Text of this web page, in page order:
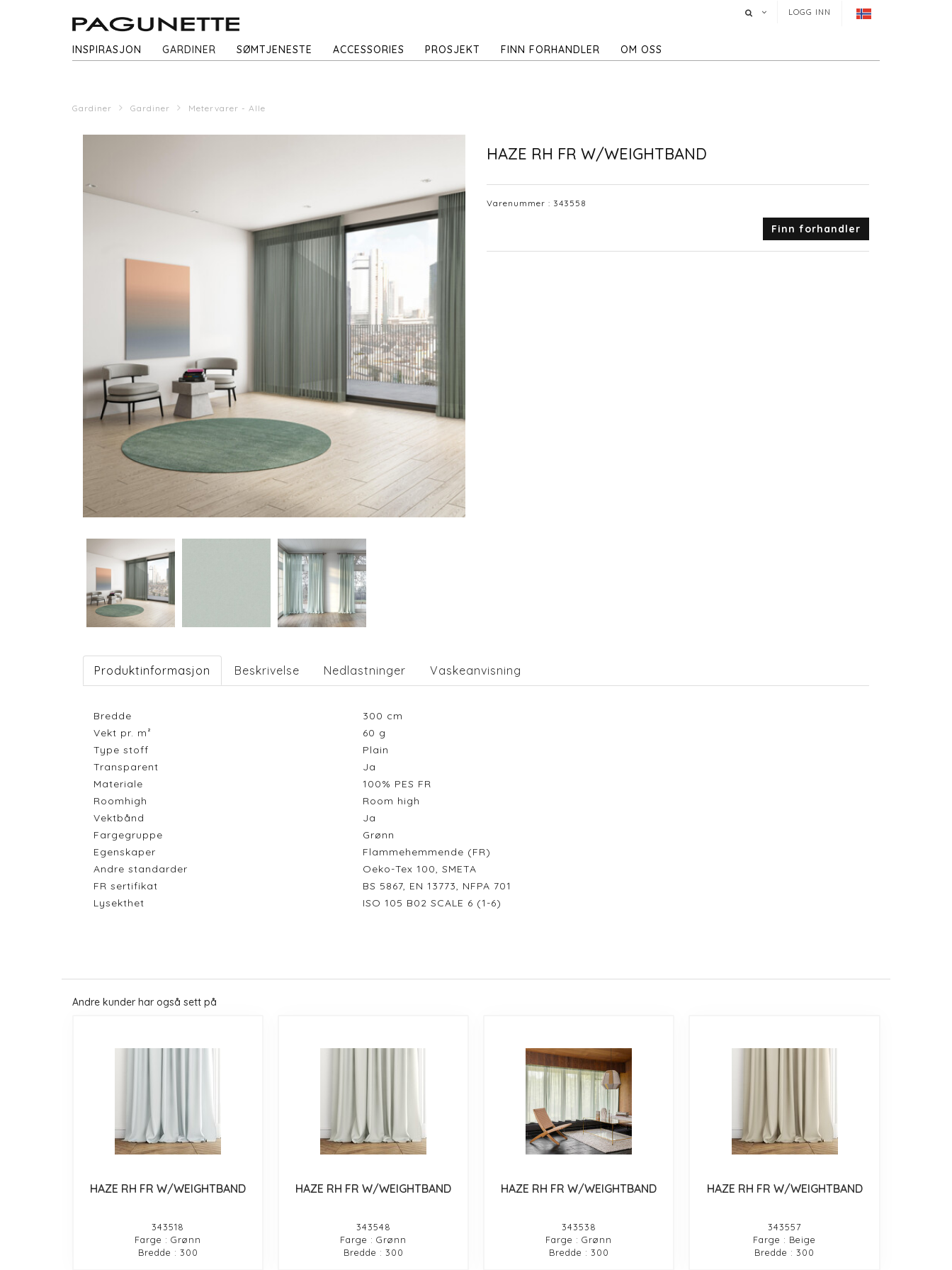
LOGG INN
INSPIRASJON GARDINER SØMTJENESTE ACCESSORIES PROSJEKT FINN FORHANDLER OM OSS
Gardiner Gardiner Metervarer - Alle
HAZE RH FR W/WEIGHTBAND
Varenummer : 343558
Finn forhandler
Produktinformasjon Beskrivelse Nedlastninger Vaskeanvisning
Bredde 300 cm
Vekt pr. m²
60 g
Type stoff
Plain
Transparent
Ja
Materiale
100% PES FR
Roomhigh
Room high
Vektbånd
Ja
Fargegruppe
Grønn
Egenskaper
Flammehemmende (FR)
Andre standarder
Oeko-Tex 100, SMETA
FR sertifikat
BS 5867, EN 13773, NFPA 701
Lysekthet
ISO 105 B02 SCALE 6 (1-6)
Andre kunder har også sett på
HAZE RH FR W/WEIGHTBAND
343518
Farge : Grønn
Bredde : 300
HAZE RH FR W/WEIGHTBAND
343548
Farge : Grønn
Bredde : 300
HAZE RH FR W/WEIGHTBAND
343538
Farge : Grønn
Bredde : 300
HAZE RH FR W/WEIGHTBAND
343557
Farge : Beige
Bredde : 300